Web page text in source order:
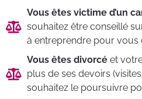
Vous êtes victime d’un
souhaitez être conseillé
à entreprendre pour vous
Vous êtes divorcé et
plus de ses devoirs
souhaitez le poursuivre